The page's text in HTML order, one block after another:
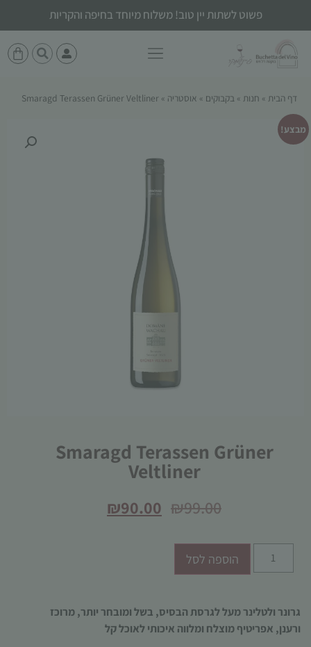
פשוט לשתות יין טוב! משלוח מיוחד בחיפה והקריות
דף הבית » חנות » בקבוקים » אוסטריה »
Smaragd Terassen Grüner Veltliner
Smaragd Terassen Grüner
Veltliner
₪99.00
₪90.00
הוספה לסל
גרונר ולטלינר מעל לגרסת הבסיס, בשל ומובחר יותר, מרוכז
ורענן, אפריטיף מוצלח ומלווה איכותי לאוכל קל
מבצע!
קובצי
Cookie
אלו אינם
הם נדרשים
לשפר את
תפקוד האתר